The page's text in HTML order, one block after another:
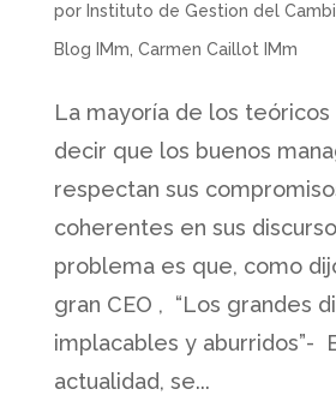
por Instituto de Gestion del
Blog IMm Carmen Caillot IMm
La mayoría de los teóricos
decir que los buenos
respectan sus
coherentes en sus
problema es que, como
gran CEO , “Los grandes
implacables y aburridos”-
actualidad, se...